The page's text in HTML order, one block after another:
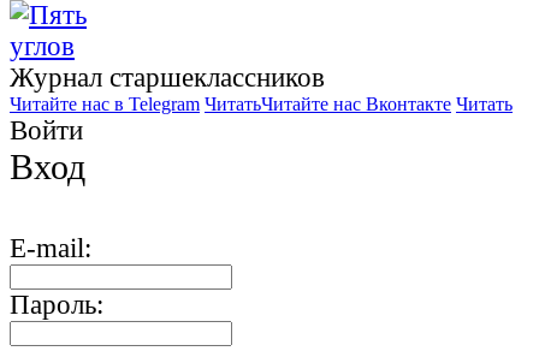
Журнал старшекласcников
Читайте нас в Telegram ЧитатьЧитайте нас Вконтакте Читать
Войти
Вход
E-mail:
Пароль: